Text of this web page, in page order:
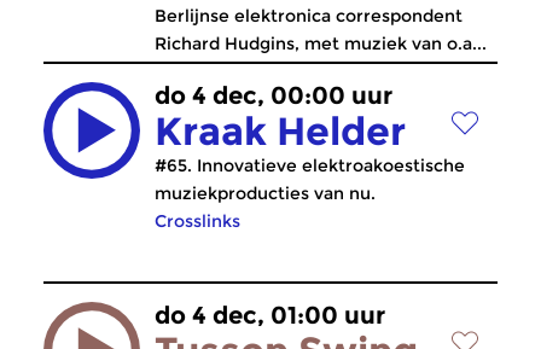
Berlijnse elektronica correspondent
Richard Hudgins, met muziek van o.a...
do 4 dec, 00:00 uur
Kraak Helder
#65. Innovatieve elektroakoestische
muziekproducties van nu.
Crosslinks
do 4 dec, 01:00 uur